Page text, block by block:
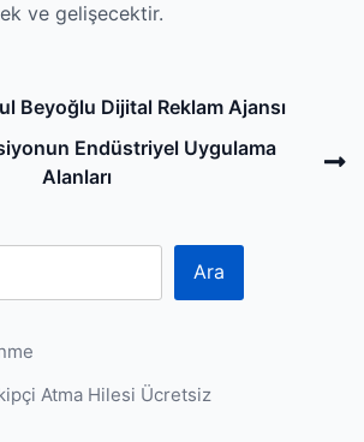
ve gelişecektir.
Beyoğlu Dijital Reklam Ajansı
Endüstriyel Uygulama
Alanları
Ara
Atma Hilesi Ücretsiz